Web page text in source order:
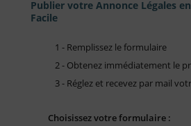
Publier votre Annonce Légales
Facile
1 - Remplissez le formulaire
2 - Obtenez immédiatement le
3 - Réglez et recevez par mail
Choisissez votre formulaire :